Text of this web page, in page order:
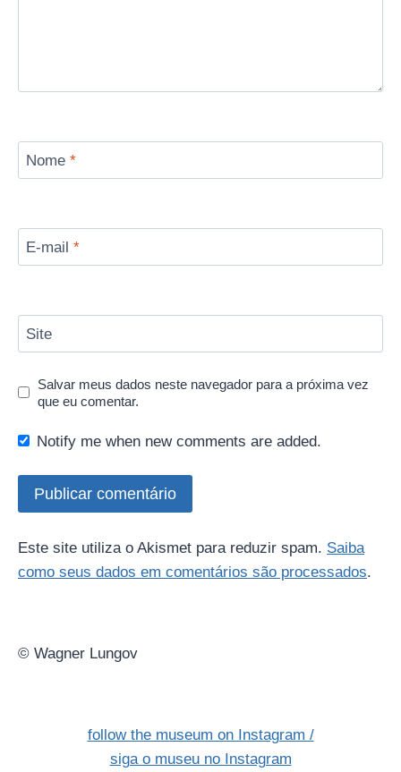
Nome *
E-mail *
Site
Salvar meus dados neste navegador para a próxima vez
que eu comentar.
Notify me when new comments are added.
Este site utiliza o Akismet para reduzir spam. Saiba
como seus dados em comentários são processados.
© Wagner Lungov
follow the museum on Instagram /
siga o museu no Instagram